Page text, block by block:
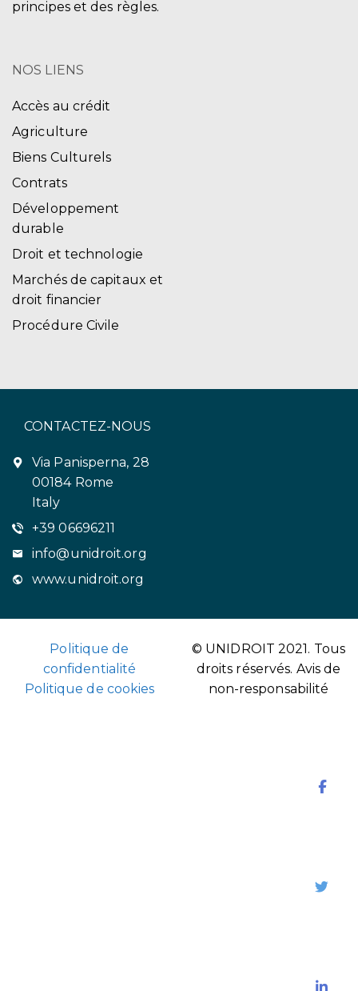
principes et des règles.
NOS LIENS
Accès au crédit
Agriculture
Biens Culturels
Contrats
Développement
durable
Droit et technologie
Marchés de capitaux et
droit financier
Procédure Civile
CONTACTEZ-NOUS
Via Panisperna, 28
00184 Rome
Italy
+39 06696211
info@unidroit.org
www.unidroit.org
Politique de
confidentialité
Politique de cookies
© UNIDROIT 2021. Tous
droits réservés. Avis de
non-responsabilité